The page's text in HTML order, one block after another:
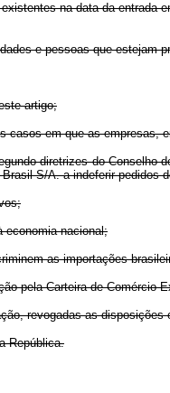
na data da
e pessoas que
artigo;
em que as empresas,
diretrizes do
S/A. a indeferir pedidos
economia nacional;
as importações
pela Carteira de
revogadas as disposições
República.